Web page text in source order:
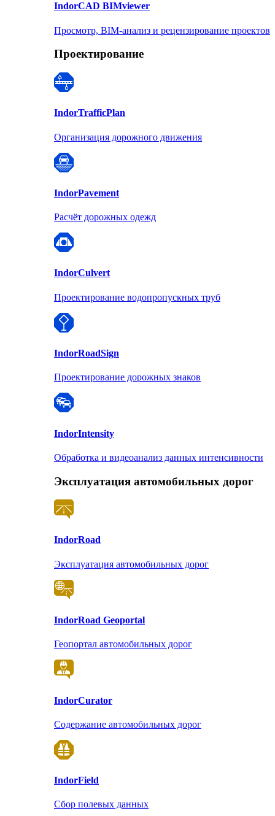
IndorCAD BIMviewer
Просмотр, BIM-анализ и рецензирование проектов
Проектирование
IndorTrafficPlan
Организация дорожного движения
IndorPavement
Расчёт дорожных одежд
IndorCulvert
Проектирование водопропускных труб
IndorRoadSign
Проектирование дорожных знаков
IndorIntensity
Обработка и видеоанализ данных интенсивности
Эксплуатация автомобильных дорог
IndorRoad
Эксплуатация автомобильных дорог
IndorRoad Geoportal
Геопортал автомобильных дорог
IndorCurator
Содержание автомобильных дорог
IndorField
Сбор полевых данных